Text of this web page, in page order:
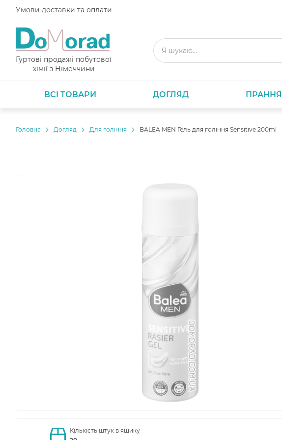
Умови доставки та оплати
Гуртові продажі побутової
хімії з Німеччини
ВСІ ТОВАРИ ДОГЛЯД ПРАННЯ
Головнa Догляд Для гоління BALEA MEN Гель для гоління Sensitive 200ml
Кількість штук в ящику